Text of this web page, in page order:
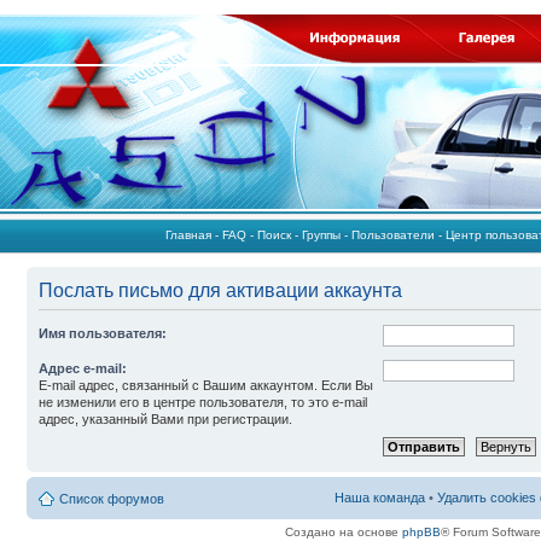
Главная - FAQ - Поиск - Группы - Пользователи - Центр
Послать письмо для активации аккаунта
Имя пользователя:
Адрес e-mail:
E-mail адрес, связанный с Вашим аккаунтом. Если Вы
не изменили его в центре пользователя, то это e-mail
адрес, указанный Вами при регистрации.
Список форумов Наша команда • Удалить
Создано на основе phpBB® Forum